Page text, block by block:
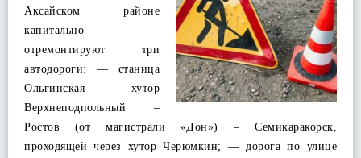
Аксайском районе
капитально
отремонтируют три
автодороги: — станица
Ольгинская – хутор
Верхнеподпольный –
Ростов (от магистрали «Дон») – Семикаракорск,
проходящей через хутор Черюмкин; — дорога по улице